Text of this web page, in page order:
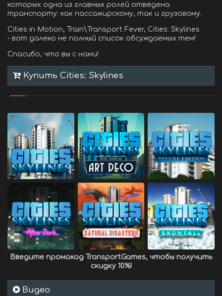
которых одна из главных ролей отведена
транспорту: как пассажирскому, так и грузовому.
Cities in Motion, Train\Transport Fever, Cities: Skylines
- вот далеко не полный список обсуждаемых тем!
Спасибо, что вы с нами!
Купить Cities: Skylines
Введите промокод TransportGames, чтобы получить
скидку 10%!
Видео